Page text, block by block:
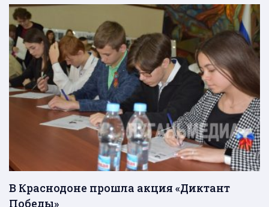
В Краснодоне прошла акция «Диктант
Победы»